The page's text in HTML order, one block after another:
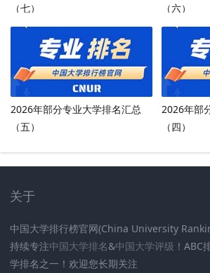
（七）
（六）
2026年部分专业大学排名汇总
（五）
2026年部
（四）
关于
中国大学排行榜官网(China University
持续专注中国大学排名&中国大学评级 ！
学排名之一！欢迎您长期关注